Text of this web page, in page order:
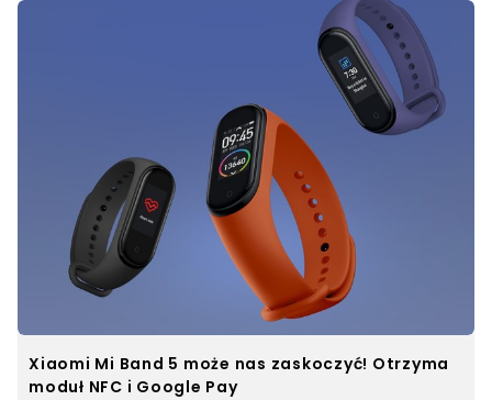
Xiaomi Mi Band 5 może nas zaskoczyć! Otrzyma
moduł NFC i Google Pay